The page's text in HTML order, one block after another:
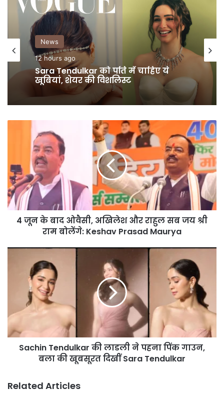
News
12 hours ago
Sara Tendulkar को पति में चाहिए ये
खूबियां, शेयर की विशलिस्ट
ओवैसी,
अखिलेश
और
राहुल
सब
बोलेंगे:
Maurya
4 जून के बाद ओवैसी, अखिलेश और राहुल सब जय श्री
राम बोलेंगे: Keshav Prasad Maurya
Tendulkar
पिंक
गाउन,
बला
Tendulkar
Sachin Tendulkar की लाडली ने पहना पिंक गाउन,
बला की खूबसूरत दिखीं Sara Tendulkar
Related Articles